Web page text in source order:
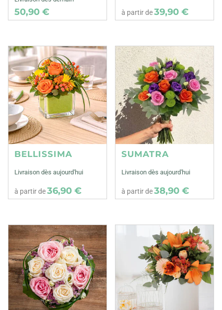
50,90 € à partir de39,90 €
BELLISSIMA
Livraison dès aujourd'hui
à partir de36,90 €
SUMATRA
Livraison dès aujourd'hui
à partir de38,90 €